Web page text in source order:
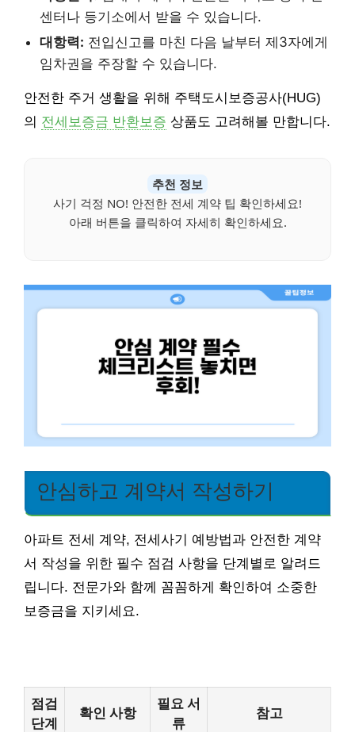
센터나 등기소에서 받을 수 있습니다.
대항력: 전입신고를 마친 다음 날부터 제3자에게
임차권을 주장할 수 있습니다.
안전한 주거 생활을 위해 주택도시보증공사(HUG)
의 전세보증금 반환보증 상품도 고려해볼 만합니다.
추천 정보
사기 걱정 NO! 안전한 전세 계약 팁 확인하세요!
아래 버튼을 클릭하여 자세히 확인하세요.
안심하고 계약서 작성하기
아파트 전세 계약, 전세사기 예방법과 안전한 계약
서 작성을 위한 필수 점검 사항을 단계별로 알려드
립니다. 전문가와 함께 꼼꼼하게 확인하여 소중한
보증금을 지키세요.
점검
단계
확인 사항
필요 서
류
참고